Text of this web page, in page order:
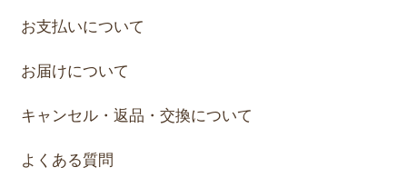
お支払いについて
お届けについて
キャンセル・返品・交換について
よくある質問